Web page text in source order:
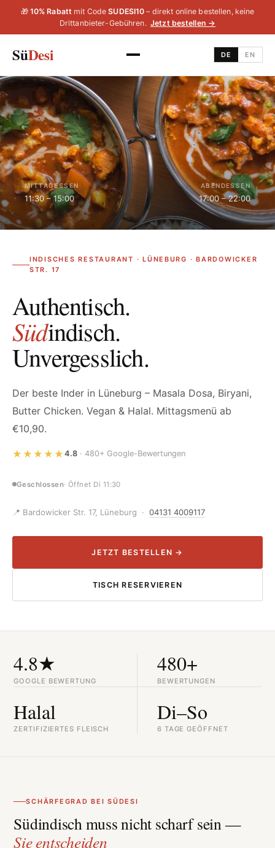
🎁 10% Rabatt mit CodeSUDESI10 – direkt online bestellen, keine
Drittanbieter-Gebühren. Jetzt bestellen →
SüDesi DE EN
INDISCHES RESTAURANT · LÜNEBURG · BARDOWICKER
STR. 17
SüDesi – Indisches Restaurant
Authentisch.
Südindisch.
Unvergesslich.
Der beste Inder in Lüneburg – Masala Dosa, Biryani,
Butter Chicken. Vegan & Halal. Mittagsmenü ab
€10,90.
★★★★★ 4.8· 480+ Google-Bewertungen
Geschlossen· Öffnet Di 11:30
📍 Bardowicker Str. 17, Lüneburg · 04131 4009117
JETZT BESTELLEN →
TISCH RESERVIEREN
MITTAGESSEN
11:30 – 15:00
ABENDESSEN
17:00 – 22:00
4.8★
GOOGLE BEWERTUNG
480+
BEWERTUNGEN
Halal
ZERTIFIZIERTES FLEISCH
Di–So
6 TAGE GEÖFFNET
SCHÄRFEGRAD BEI SÜDESI
Südindisch muss nicht scharf sein —
Sie entscheiden